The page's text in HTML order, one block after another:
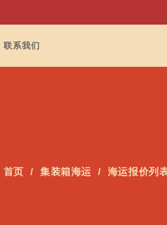
联系我们
首页 集装箱海运 海运报价列